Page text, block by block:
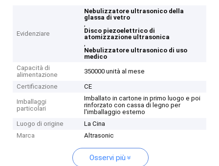
Evidenziare
Nebulizzatore ultrasonico della
glassa di vetro
,
Disco piezoelettrico di
atomizzazione ultrasonica
,
Nebulizzatore ultrasonico di uso
medico
Capacità di
alimentazione
350000 unità al mese
Certificazione CE
Imballaggi
particolari
Imballato in cartone in primo luogo e poi
rinforzato con cassa di legno per
l'imballaggio esterno
Luogo di origine
La Cina
Marca
Altrasonic
Osservi più